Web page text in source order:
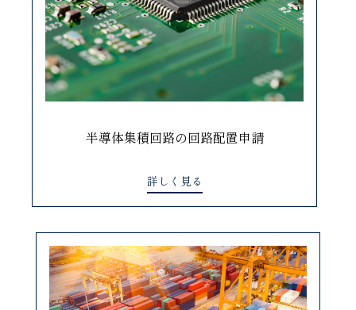
半導体集積回路の回路配置申請
詳しく見る